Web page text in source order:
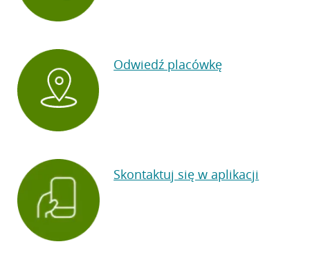
Odwiedź placówkę
Skontaktuj się w aplikacji